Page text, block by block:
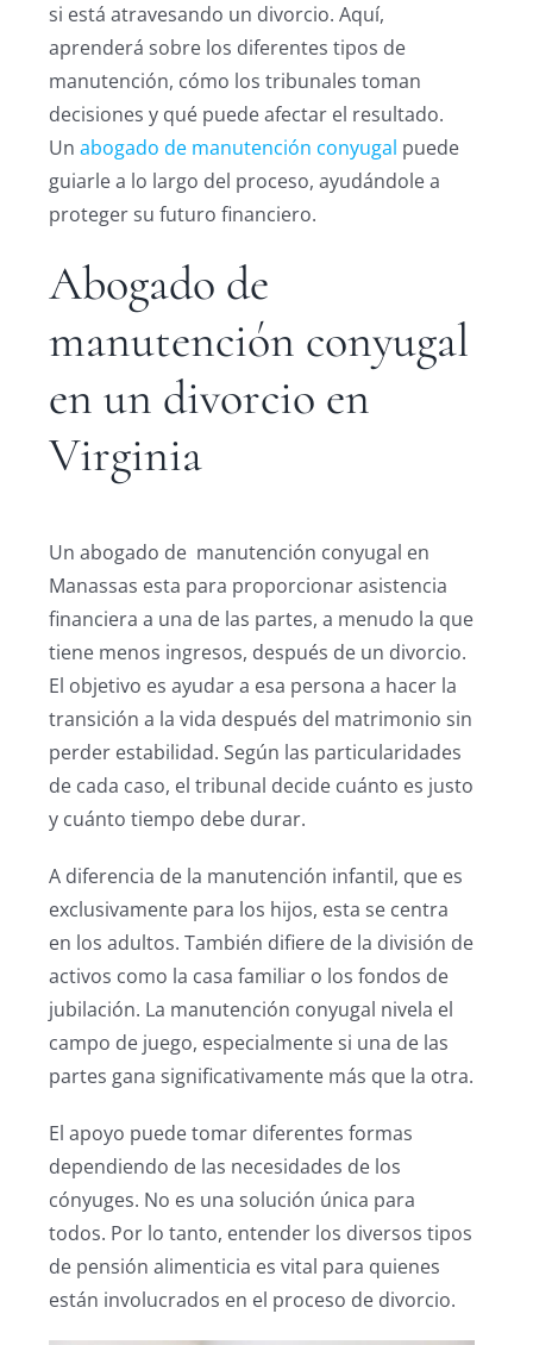
si está atravesando un divorcio. Aquí,
aprenderá sobre los diferentes tipos de
manutención, cómo los tribunales toman
decisiones y qué puede afectar el resultado.
Unabogado de manutención conyugal puede
guiarle a lo largo del proceso, ayudándole a
proteger su futuro financiero.
Abogado de
manutención conyugal
en un divorcio en
Virginia
Un abogado de manutención conyugal en
Manassas esta para proporcionar asistencia
financiera a una de las partes, a menudo la que
tiene menos ingresos, después de un divorcio.
El objetivo es ayudar a esa persona a hacer la
transición a la vida después del matrimonio sin
perder estabilidad. Según las particularidades
de cada caso, el tribunal decide cuánto es justo
y cuánto tiempo debe durar.
A diferencia de la manutención infantil, que es
exclusivamente para los hijos, esta se centra
en los adultos. También difiere de la división de
activos como la casa familiar o los fondos de
jubilación. La manutención conyugal nivela el
campo de juego, especialmente si una de las
partes gana significativamente más que la otra.
El apoyo puede tomar diferentes formas
dependiendo de las necesidades de los
cónyuges. No es una solución única para
todos. Por lo tanto, entender los diversos tipos
de pensión alimenticia es vital para quienes
están involucrados en el proceso de divorcio.